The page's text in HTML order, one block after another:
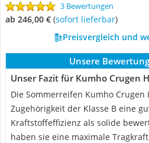
3 Bewertungen
ab 246,00 € ( Sofort lieferbar)
Preisvergleich und
Unsere
Unser Fazit für Kumho Crugen
Die Sommerreifen Kumho Crugen
Zugehörigkeit der Klasse B eine
Kraftstoffeffizienz als solide
haben sie eine maximale